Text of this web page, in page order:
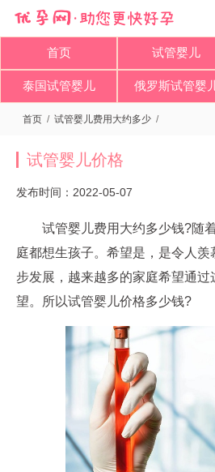
首页 试管婴儿
泰国试管婴儿 俄罗斯试管婴
首页 / 试管婴儿费用大约多少 /
试管婴儿价格
发布时间：2022-05-07
试管婴儿费用大约多少钱?随
庭都想生孩子。希望是，是令人
步发展，越来越多的家庭希望通
望。所以试管婴儿价格多少钱?